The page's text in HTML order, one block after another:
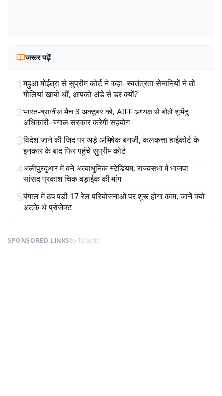
जरूर पढ़ें
1महुआ मोईत्रा से सुप्रीम कोर्ट ने कहा- स्वतंत्रता सेनानियों ने तो
गोलियां खायीं थीं, आपको अंडे से डर क्यों?
2भारत-ब्राजील मैच 3 अक्टूबर को, AIFF अध्यक्ष से बोले शुभेंदु
अधिकारी- बंगाल सरकार करेगी सहयोग
3विदेश जाने की जिद पर अड़े अभिषेक बनर्जी, कलकत्ता हाईकोर्ट के
इनकार के बाद फिर पहुंचे सुप्रीम कोर्ट
4अलीपुरदुआर में बने अत्याधुनिक स्टेडियम, राज्यसभा में भाजपा
सांसद प्रकाश चिक बड़ाईक की मांग
5बंगाल में ठप पड़ी 17 रेल परियोजनाओं पर शुरू होगा काम, जानें क्यों
अटके थे प्रोजेक्ट
SPONSORED LINKSby Taboola